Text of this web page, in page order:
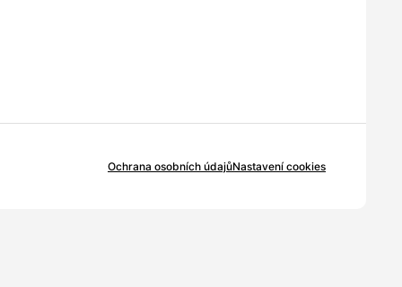
Ochrana osobních údajůNastavení cookies